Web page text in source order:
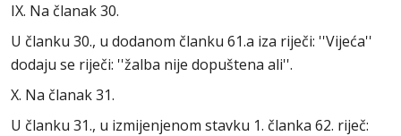
IX. Na članak 30.
U članku 30., u dodanom članku 61.a iza riječi: ''Vijeća''
dodaju se riječi: ''žalba nije dopuštena ali''.
X. Na članak 31.
U članku 31., u izmijenjenom stavku 1. članka 62. riječ: